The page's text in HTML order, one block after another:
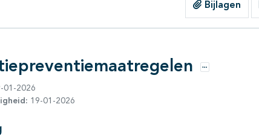
Bijlagen
Opties
01-2026
19-01-2026